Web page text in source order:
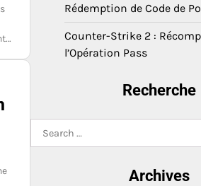
Rédemption de Code de
Counter-Strike 2 :
l’Opération Pass
Recherche
for:
Archives